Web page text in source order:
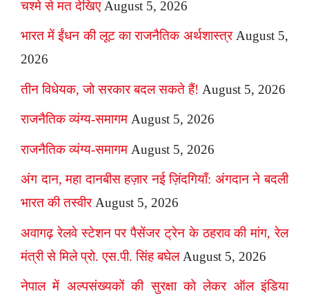
चश्मे से मत देखिए August 5, 2026
भारत में ईंधन की लूट का राजनैतिक अर्थशास्त्र August 5,
2026
तीन विधेयक, जो सरकार बदल सकते हैं! August 5, 2026
राजनैतिक व्यंग्य-समागम August 5, 2026
राजनैतिक व्यंग्य-समागम August 5, 2026
अंग दान, महा दानबीस हज़ार नई ज़िंदगियाँ: अंगदान ने बदली
भारत की तस्वीर August 5, 2026
अवागढ़ रेलवे स्टेशन पर पैसेंजर ट्रेन के ठहराव की मांग, रेल
मंत्री से मिले प्रो. एस.पी. सिंह बघेल August 5, 2026
नेपाल में अल्पसंख्यकों की सुरक्षा को लेकर ऑल इंडिया